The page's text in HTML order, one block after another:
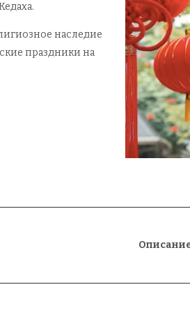
наследие
праздники на